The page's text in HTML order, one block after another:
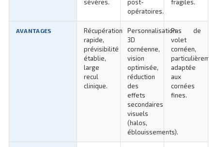
sévères.
post-
opératoires.
fragiles.
AVANTAGES
Récupération
rapide,
prévisibilité
établie,
large
recul
clinique.
Personnalisation
3D
cornéenne,
vision
optimisée,
réduction
des
effets
secondaires
visuels
(halos,
éblouissements).
Pas de
volet
cornéen,
adaptée
aux
cornées
fines.